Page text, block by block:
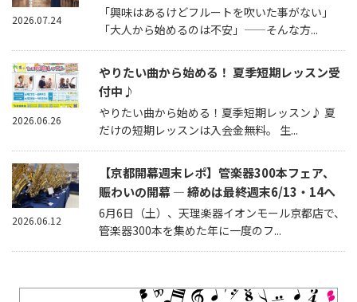
「興味はあるけどフルートを吹いた事がない」
「大人から始めるのは不安」——そんな方...
2026.07.24
やりたい曲から始める！ 夏季短期レッスン受
付中♪
やりたい曲から始める！夏季短期レッスン♪ 夏
だけの短期レッスンは入会金無料。 生...
2026.06.26
【京都開幕週末レポ】管楽器300本フェア、
賑わいの開幕 — 締めは最終週末6/13・14へ
6月6日（土）、天理楽器イオンモール京都店で、
管楽器300本を集めた年に一度のフ...
2026.06.12